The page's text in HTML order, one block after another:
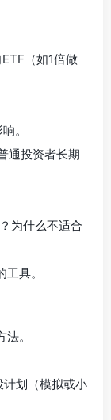
（如1倍做
。
通投资者长期
为什么不适合
具。
。
划（模拟或小